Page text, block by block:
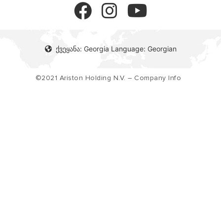
ქვეყანა: Georgia Language: Georgian
©2021 Ariston Holding N.V. – Company Info